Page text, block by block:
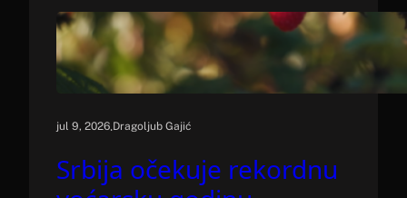
jul 9, 2026.Dragoljub Gajić
Srbija očekuje rekordnu